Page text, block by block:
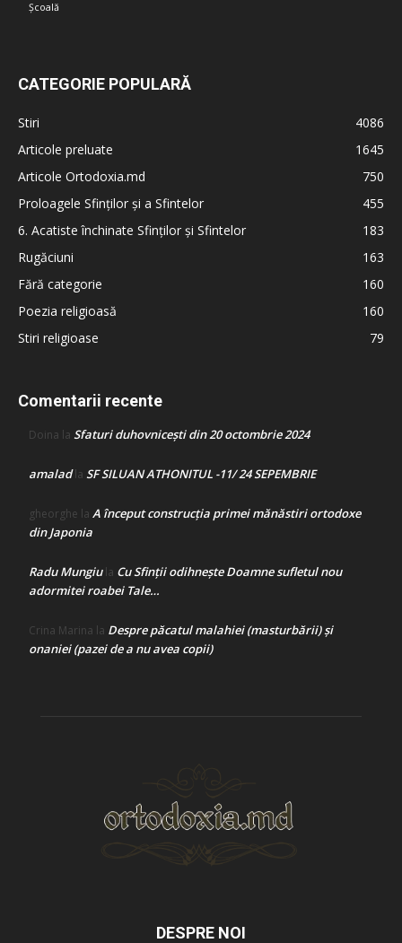
Școală
CATEGORIE POPULARĂ
Stiri
4086
Articole preluate
1645
Articole Ortodoxia.md
750
Proloagele Sfinților și a Sfintelor
455
6. Acatiste închinate Sfinților și Sfintelor
183
Rugăciuni
163
Fără categorie
160
Poezia religioasă
160
Stiri religioase
79
Comentarii recente
Doina la Sfaturi duhovnicești din 20 octombrie 2024
amaladla SF SILUAN ATHONITUL -11/ 24 SEPEMBRIE
gheorghe la A început construcţia primei mănăstiri ortodoxe
din Japonia
Radu Mungiula Cu Sfinții odihnește Doamne sufletul nou
adormitei roabei Tale…
Crina Marina la Despre păcatul malahiei (masturbării) şi
onaniei (pazei de a nu avea copii)
DESPRE NOI